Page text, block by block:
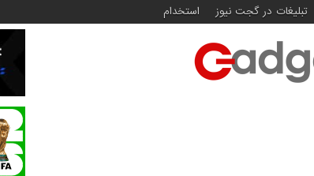
تبلیغات در گجت نیوز استخدام